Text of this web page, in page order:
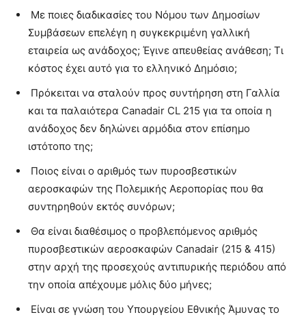
Με ποιες διαδικασίες του Νόμου των Δημοσίων
Συμβάσεων επελέγη η συγκεκριμένη γαλλική
εταιρεία ως ανάδοχος; Έγινε απευθείας ανάθεση; Τι
κόστος έχει αυτό για το ελληνικό Δημόσιο;
Πρόκειται να σταλούν προς συντήρηση στη Γαλλία
και τα παλαιότερα Canadair CL 215 για τα οποία η
ανάδοχος δεν δηλώνει αρμόδια στον επίσημο
ιστότοπο της;
Ποιος είναι ο αριθμός των πυροσβεστικών
αεροσκαφών της Πολεμικής Αεροπορίας που θα
συντηρηθούν εκτός συνόρων;
Θα είναι διαθέσιμος ο προβλεπόμενος αριθμός
πυροσβεστικών αεροσκαφών Canadair (215 & 415)
στην αρχή της προσεχούς αντιπυρικής περιόδου από
την οποία απέχουμε μόλις δύο μήνες;
Είναι σε γνώση του Υπουργείου Εθνικής Άμυνας το